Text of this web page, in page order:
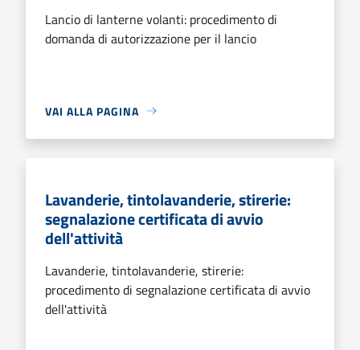
Lancio di lanterne volanti: procedimento di
domanda di autorizzazione per il lancio
VAI ALLA PAGINA
Lavanderie, tintolavanderie, stirerie:
segnalazione certificata di avvio
dell'attività
Lavanderie, tintolavanderie, stirerie:
procedimento di segnalazione certificata di avvio
dell'attività